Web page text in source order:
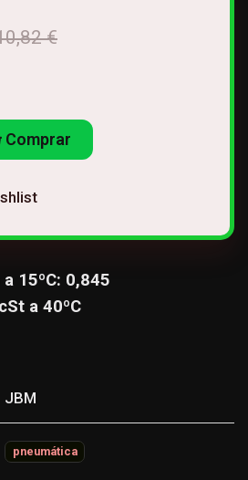
€
Comprar
15ºC: 0,845
a 40ºC
JBM
pneumática